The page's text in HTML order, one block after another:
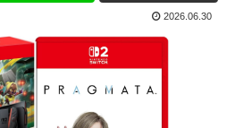
2026.06.30